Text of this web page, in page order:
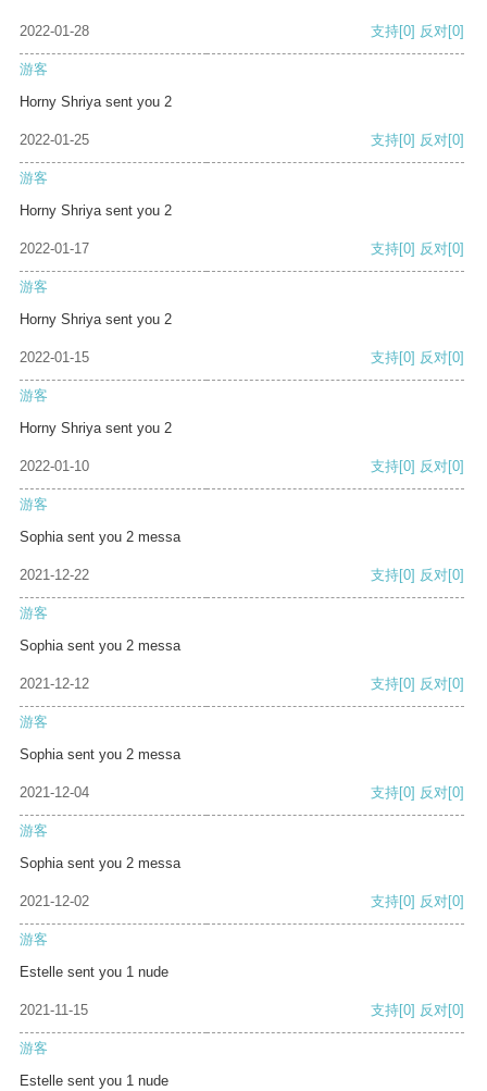
2022-01-28 支持[0] 反对[0]
游客
Horny Shriya sent you 2
2022-01-25 支持[0] 反对[0]
游客
Horny Shriya sent you 2
2022-01-17 支持[0] 反对[0]
游客
Horny Shriya sent you 2
2022-01-15 支持[0] 反对[0]
游客
Horny Shriya sent you 2
2022-01-10 支持[0] 反对[0]
游客
Sophia sent you 2 messa
2021-12-22 支持[0] 反对[0]
游客
Sophia sent you 2 messa
2021-12-12 支持[0] 反对[0]
游客
Sophia sent you 2 messa
2021-12-04 支持[0] 反对[0]
游客
Sophia sent you 2 messa
2021-12-02 支持[0] 反对[0]
游客
Estelle sent you 1 nude
2021-11-15 支持[0] 反对[0]
游客
Estelle sent you 1 nude